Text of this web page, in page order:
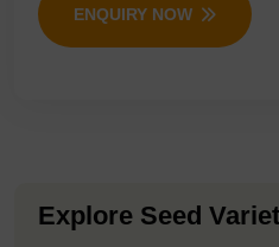
ENQUIRY NOW
Explore Seed